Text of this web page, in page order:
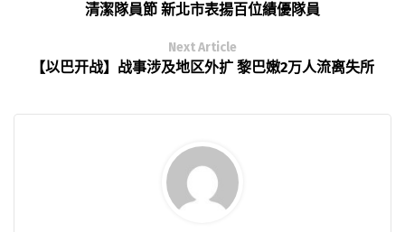
清潔隊員節 新北市表揚百位績優隊員
Next Article
【以巴开战】战事涉及地区外扩 黎巴嫩2万人流离失所